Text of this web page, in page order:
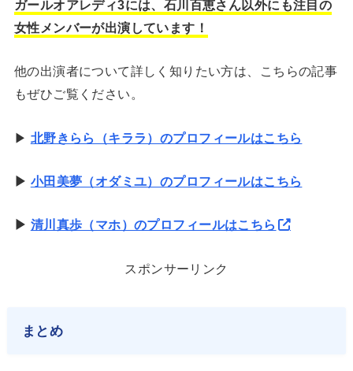
ガールオアレディ3には、石川百恵さん以外にも注目の
女性メンバーが出演しています！
他の出演者について詳しく知りたい方は、こちらの記事
もぜひご覧ください。
▶ 北野きらら（キララ）のプロフィールはこちら
▶ 小田美夢（オダミユ）のプロフィールはこちら
▶ 清川真歩（マホ）のプロフィールはこちら
スポンサーリンク
まとめ